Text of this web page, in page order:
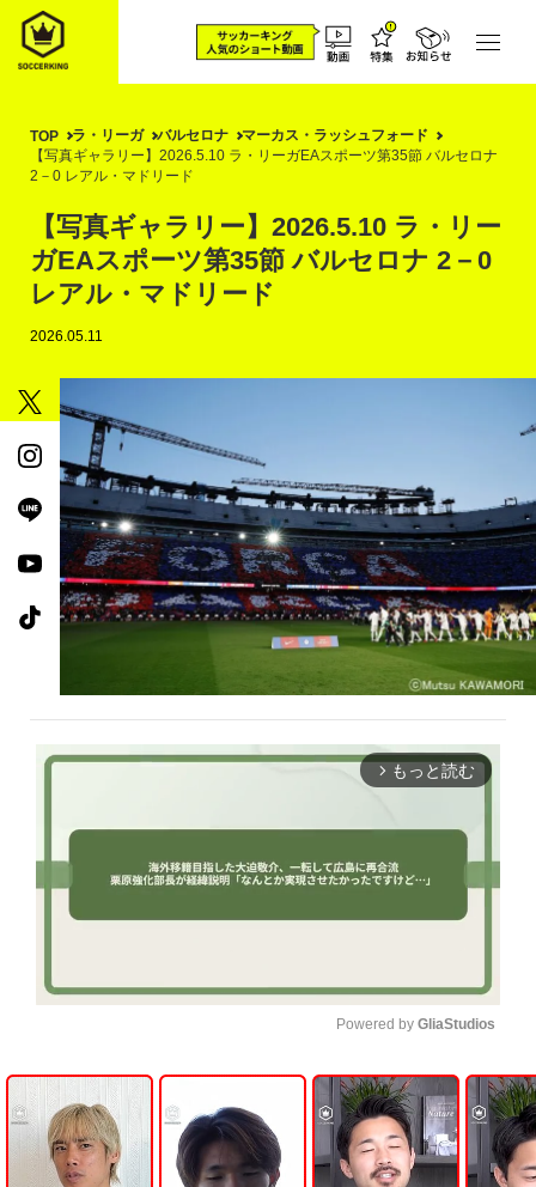
TOP ラ・リーガ バルセロナ
マーカス・ラッシュフォード
【写真ギャラリー】2026.5.10 ラ・リーガEAスポーツ第35節 バルセロナ
2－0 レアル・マドリード
【写真ギャラリー】2026.5.10 ラ・リー
ガEAスポーツ第35節 バルセロナ 2－0
レアル・マドリード
2026.05.11
arrow_forward_ios もっと読む
U
n
m
u
t
Powered by GliaStudios